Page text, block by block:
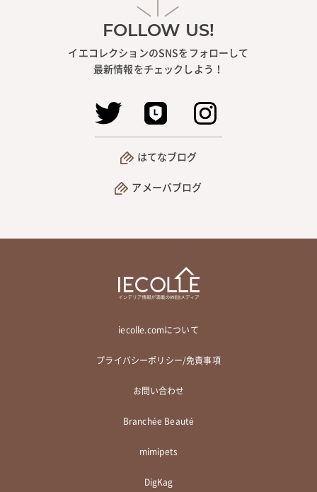
FOLLOW US!
イエコレクションのSNSをフォローして
最新情報をチェックしよう！
はてなブログ
アメーバブログ
iecolle.comについて
プライバシーポリシー/免責事項
お問い合わせ
Branchée Beauté
mimipets
DigKag